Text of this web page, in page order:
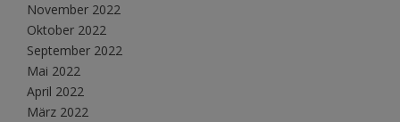
November 2022
Oktober 2022
September 2022
Mai 2022
April 2022
März 2022